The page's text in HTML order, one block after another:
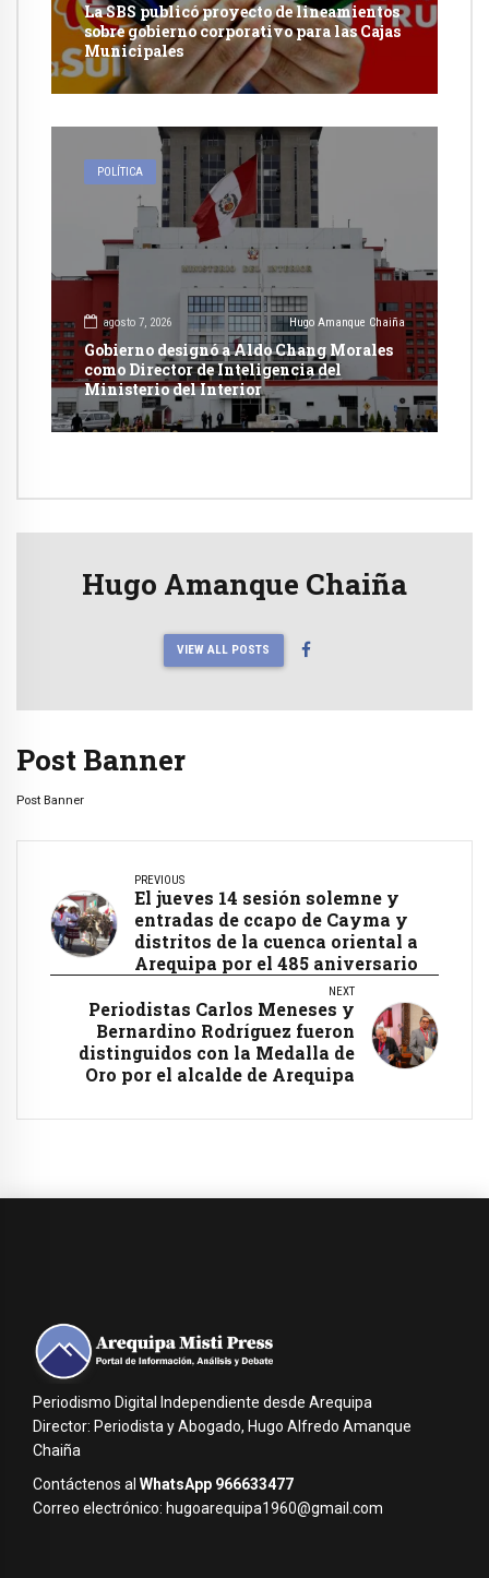
La SBS publicó proyecto de lineamientos
sobre gobierno corporativo para las Cajas
Municipales
POLÍTICA
agosto 7, 2026 Hugo Amanque Chaiña
Gobierno designó a Aldo Chang Morales
como Director de Inteligencia del
Ministerio del Interior
Hugo Amanque Chaiña
VIEW ALL POSTS
Post Banner
Post Banner
PREVIOUS
El jueves 14 sesión solemne y
entradas de ccapo de Cayma y
distritos de la cuenca oriental a
Arequipa por el 485 aniversario
NEXT
Periodistas Carlos Meneses y
Bernardino Rodríguez fueron
distinguidos con la Medalla de
Oro por el alcalde de Arequipa
Periodismo Digital Independiente desde Arequipa
Director: Periodista y Abogado, Hugo Alfredo Amanque
Chaiña
Contáctenos al WhatsApp 966633477
Correo electrónico: hugoarequipa1960@gmail.com